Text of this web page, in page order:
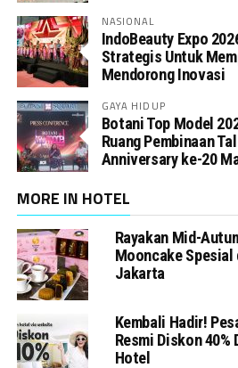
NASIONAL
IndoBeauty Expo
Strategis Untuk
Mendorong Inovasi
GAYA HIDUP
Botani Top Model
Ruang Pembinaan
Anniversary ke-20
MORE IN HOTEL
Rayakan Mid-
Mooncake
Jakarta
Kembali Hadir!
Resmi Diskon
Hotel